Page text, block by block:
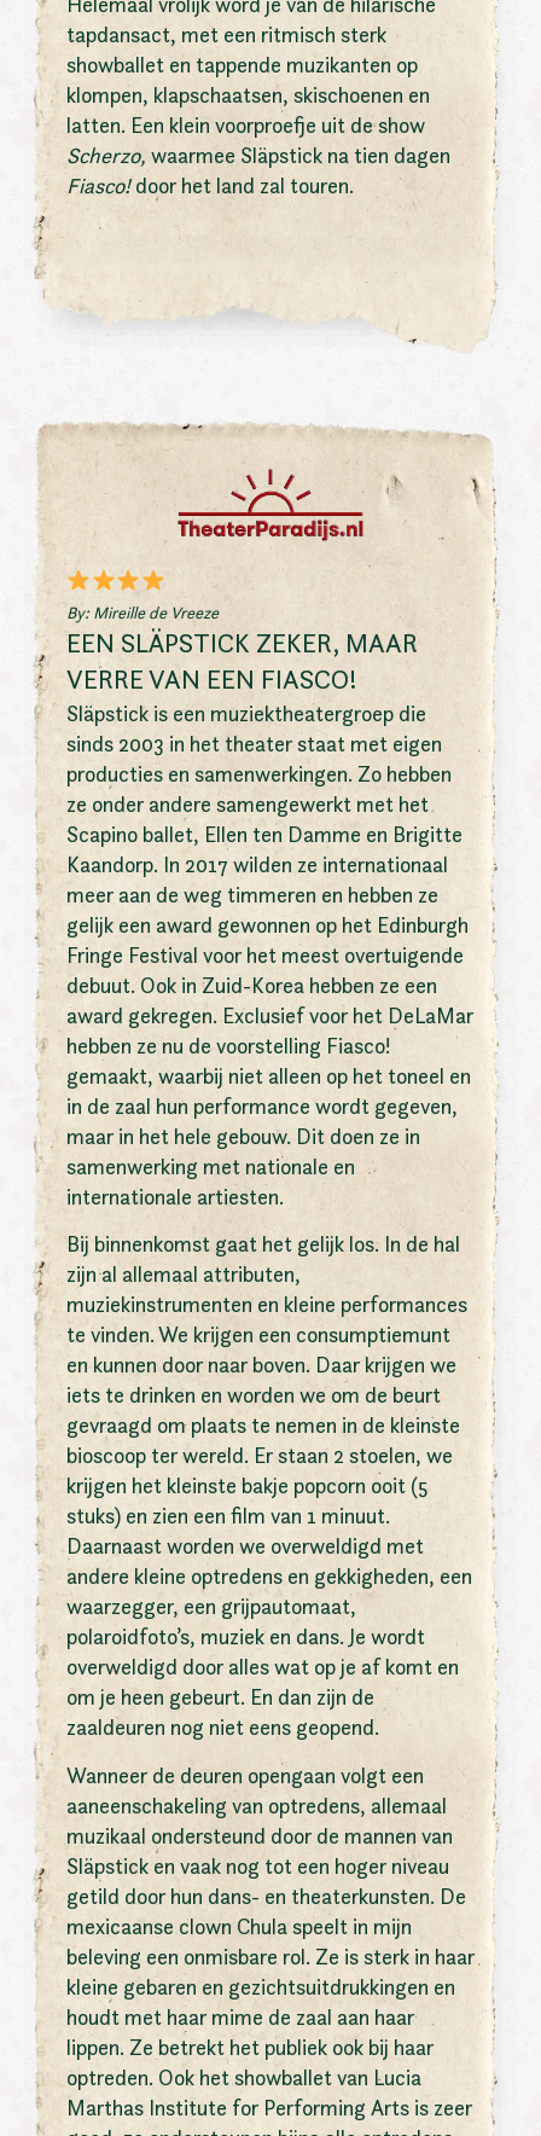
tapdansact, met een ritmisch sterk
showballet en tappende muzikanten op
klompen, klapschaatsen, skischoenen en
latten. Een klein voorproefje uit de show
Scherzo, waarmee Släpstick na tien dagen
Fiasco!door het land zal touren.
By: Mireille de Vreeze
EEN SLÄPSTICK ZEKER, MAAR
VERRE VAN EEN FIASCO!
Släpstick is een muziektheatergroep die
sinds 2003 in het theater staat met eigen
producties en samenwerkingen. Zo hebben
ze onder andere samengewerkt met het
Scapino ballet, Ellen ten Damme en Brigitte
Kaandorp. In 2017 wilden ze internationaal
meer aan de weg timmeren en hebben ze
gelijk een award gewonnen op het Edinburgh
Fringe Festival voor het meest overtuigende
debuut. Ook in Zuid-Korea hebben ze een
award gekregen. Exclusief voor het DeLaMar
hebben ze nu de voorstelling Fiasco!
gemaakt, waarbij niet alleen op het toneel en
in de zaal hun performance wordt gegeven,
maar in het hele gebouw. Dit doen ze in
samenwerking met nationale en
internationale artiesten.
Bij binnenkomst gaat het gelijk los. In de hal
zijn al allemaal attributen,
muziekinstrumenten en kleine performances
te vinden. We krijgen een consumptiemunt
en kunnen door naar boven. Daar krijgen we
iets te drinken en worden we om de beurt
gevraagd om plaats te nemen in de kleinste
bioscoop ter wereld. Er staan 2 stoelen, we
krijgen het kleinste bakje popcorn ooit (5
stuks) en zien een film van 1 minuut.
Daarnaast worden we overweldigd met
andere kleine optredens en gekkigheden, een
waarzegger, een grijpautomaat,
polaroidfoto’s, muziek en dans. Je wordt
overweldigd door alles wat op je af komt en
om je heen gebeurt. En dan zijn de
zaaldeuren nog niet eens geopend.
Wanneer de deuren opengaan volgt een
aaneenschakeling van optredens, allemaal
muzikaal ondersteund door de mannen van
Släpstick en vaak nog tot een hoger niveau
getild door hun dans- en theaterkunsten. De
mexicaanse clown Chula speelt in mijn
beleving een onmisbare rol. Ze is sterk in haar
kleine gebaren en gezichtsuitdrukkingen en
houdt met haar mime de zaal aan haar
lippen. Ze betrekt het publiek ook bij haar
optreden. Ook het showballet van Lucia
Marthas Institute for Performing Arts is zeer